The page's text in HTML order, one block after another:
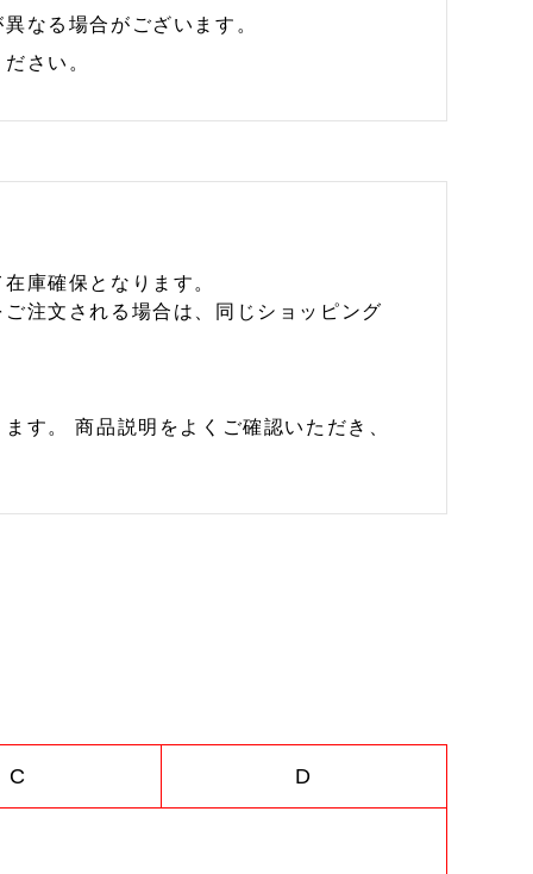
なる場合がございます。
さい。
庫確保となります。
注文される場合は、同じショッピング
す。 商品説明をよくご確認いただき、
C D